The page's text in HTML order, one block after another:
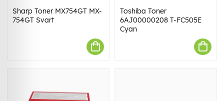
Sharp Toner MX754GT MX-
754GT Svart
Toshiba Toner
6AJ00000208 T-FC505E
Cyan